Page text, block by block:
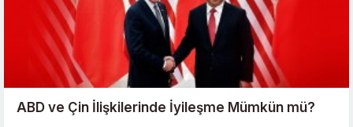
ABD ve Çin İlişkilerinde İyileşme Mümkün mü?